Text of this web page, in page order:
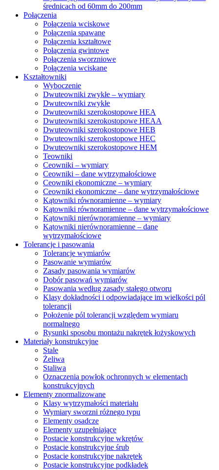
średnicach od 60mm do 200mm
Połączenia
Połączenia wciskowe
Połączenia spawane
Połączenia kształtowe
Połączenia gwintowe
Połączenia sworzniowe
Połączenia wciskane
Kształtowniki
Wyboczenie
Dwuteowniki zwykłe – wymiary
Dwuteowniki zwykłe
Dwuteowniki szerokostopowe HEA
Dwuteowniki szerokostopowe HEAA
Dwuteowniki szerokostopowe HEB
Dwuteowniki szerokostopowe HEC
Dwuteowniki szerokostopowe HEM
Teowniki
Ceowniki – wymiary
Ceowniki – dane wytrzymałościowe
Ceowniki ekonomiczne – wymiary
Ceowniki ekonomiczne – dane wytrzymałościowe
Kątowniki równoramienne – wymiary
Kątowniki równoramienne – dane wytrzymałościowe
Kątowniki nierównoramienne – wymiary
Kątowniki nierównoramienne – dane
wytrzymałościowe
Tolerancje i pasowania
Tolerancje wymiarów
Pasowanie wymiarów
Zasady pasowania wymiarów
Dobór pasowań wymiarów
Pasowania według zasady stałego otworu
Klasy dokładności i odpowiadające im wielkości pól
tolerancji
Położenie pól tolerancji względem wymiaru
normalnego
Rysunki sposobu montażu nakrętek łożyskowych
Materiały konstrukcyjne
Stale
Żeliwa
Staliwa
Oznaczenia powłok ochronnych w elementach
konstrukcyjnych
Elementy znormalizowane
Klasy wytrzymałości materiału
Wymiary sworzni różnego typu
Elementy osadcze
Elementy uzupełniające
Postacie konstrukcyjne wkrętów
Postacie konstrukcyjne śrub
Postacie konstrukcyjne nakrętek
Postacie konstrukcyjne podkładek